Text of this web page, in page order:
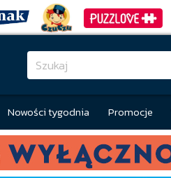
Nowości tygodnia Promocje